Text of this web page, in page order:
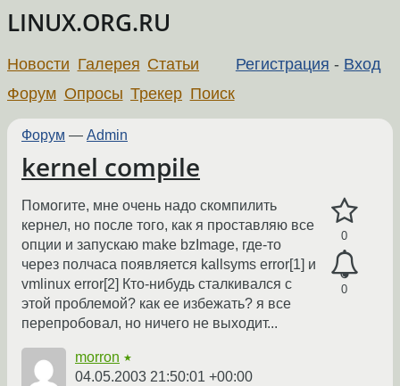
LINUX.ORG.RU
Регистрация - Вход
Новости Галерея Статьи
Форум Опросы Трекер Поиск
Форум — Admin
kernel compile
0
0
Помогите, мне очень надо скомпилить
кернел, но после того, как я проставляю все
опции и запускаю make bzImage, где-то
через полчаса появляется kallsyms error[1] и
vmlinux error[2] Кто-нибудь сталкивался с
этой проблемой? как ее избежать? я все
перепробовал, но ничего не выходит...
morron ★
04.05.2003 21:50:01 +00:00